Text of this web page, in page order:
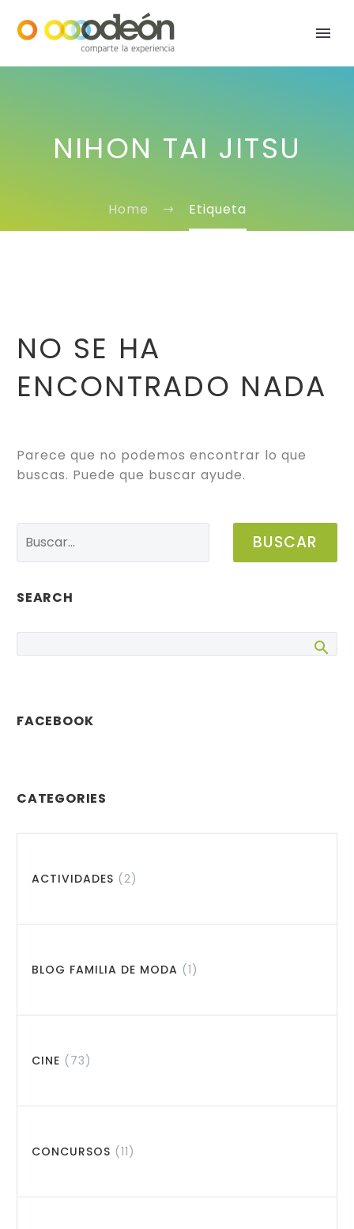
NIHON TAI JITSU
Home Etiqueta
NO SE HA
ENCONTRADO NADA
Parece que no podemos encontrar lo que
buscas. Puede que buscar ayude.
BUSCAR
SEARCH
FACEBOOK
CATEGORIES
ACTIVIDADES (2)
BLOG FAMILIA DE MODA (1)
CINE (73)
CONCURSOS (11)